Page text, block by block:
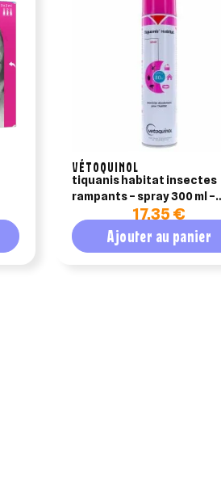
VÉTOQUINOL
tiquanis habitat insectes
rampants – spray 300 ml –
vetoquinol17,35 €
Ajouter au panier